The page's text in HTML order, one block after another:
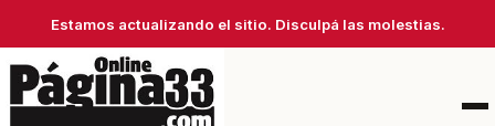
Estamos actualizando el sitio. Disculpá las molestias.
Menú